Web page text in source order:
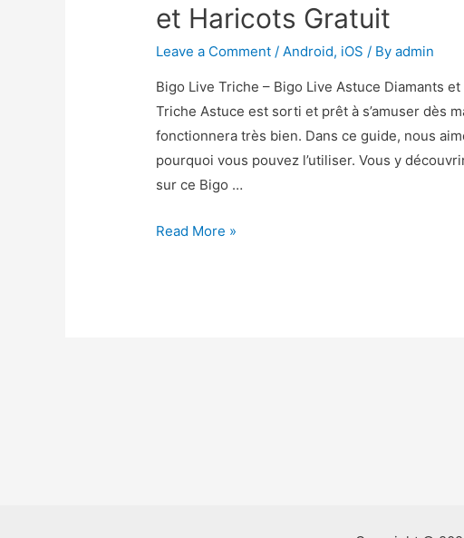
et Haricots Gratuit
Leave a Comment / Android, iOS / Byadmin
Bigo Live Triche – Bigo Live Astuce Diamants
Triche Astuce est sorti et prêt à s’amuser dès
fonctionnera très bien. Dans ce guide, nous
pourquoi vous pouvez l’utiliser. Vous y
sur ce Bigo …
Bigo
Read More »